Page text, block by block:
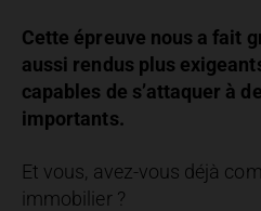
Cette épreuve nous a fait
aussi rendus plus
capables de s’attaquer à
importants.
Et vous, avez-vous déjà
immobilier ?